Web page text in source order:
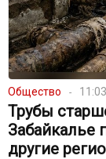
Общество
Трубы
Забайкалье
другие